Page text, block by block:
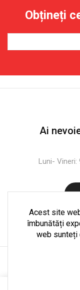
Sticlă
cu
Dungi
Obțineți
Ai
Luni- Vineri:
Acest site
îmbunătăți
web sunteți